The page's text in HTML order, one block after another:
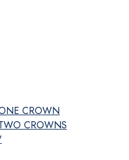
CROWN
CROWNS